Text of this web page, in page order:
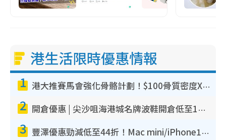
港生活限時優惠情報
1 港大推賽馬會強化骨骼計劃！$100骨質密度X光檢查 完成免費運動訓練送超市禮券！附參加資格
2 開倉優惠 | 尖沙咀海港城名牌波鞋開倉低至1折！On鞋$899起／Joy&Peace鞋履$98起
3 豐澤優惠勁減低至44折！Mac mini/iPhone17Pro大減價！廚房家電$220起